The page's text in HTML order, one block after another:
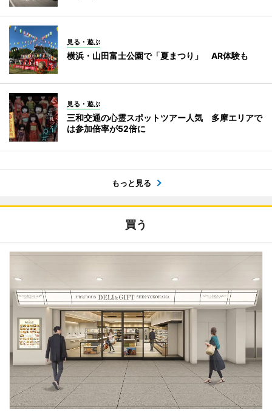
見る・遊ぶ
横浜・山田富士公園で「夏まつり」 AR体験も
見る・遊ぶ
三和交通の心霊スポットツアー人気 多摩エリアで
は参加倍率が52倍に
もっと見る
買う